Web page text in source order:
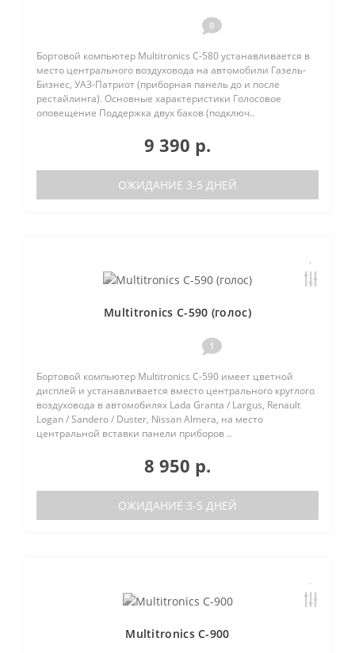
0
Бортовой компьютер Multitronics C-580 устанавливается в
место центрального воздуховода на автомобили Газель-
Бизнес, УАЗ-Патриот (приборная панель до и после
рестайлинга). Основные характеристики Голосовое
оповещение Поддержка двух баков (подключ..
9 390 р.
ОЖИДАНИЕ 3-5 ДНЕЙ
Multitronics C-590 (голос)
1
Бортовой компьютер Multitronics C-590 имеет цветной
дисплей и устанавливается вместо центрального круглого
воздуховода в автомобилях Lada Granta / Largus, Renault
Logan / Sandero / Duster, Nissan Almera, на место
центральной вставки панели приборов ..
8 950 р.
ОЖИДАНИЕ 3-5 ДНЕЙ
Multitronics C-900